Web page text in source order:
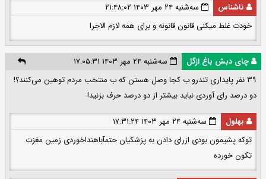
ناشناس
سه‌شنبه ۲۴ مهر ۱۴۰۳ ۲۱:۴۸:۰۲
خودت غلط میکنی قانون قانونه و برای همه لازم الاجرا
چای دبش باغ ازگل
سه‌شنبه ۲۴ مهر ۱۴۰۳ ۱۷:۰۵:۳۱
۳۹ نفر پایداری تندرو ب کجا وصل هستن که ب منتخب مردم توهین می‌کنند؟!
دو درصد رای آوردی نباید بیشتر از دو درصد حرف بزنید!
بهلول
سه‌شنبه ۲۴ مهر ۱۴۰۳ ۱۷:۳۱:۲۴
توکه پشیمون بودی ازرای دادن به پزشکیان حتمآباهنداخوردی زمین مغزت
تکون خورده